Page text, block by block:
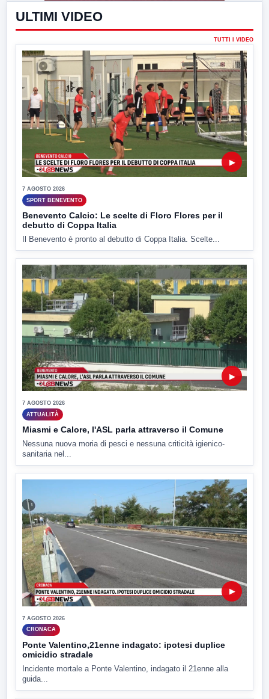
ULTIMI VIDEO
TUTTI I VIDEO
▶
7 AGOSTO 2026
SPORT BENEVENTO
Benevento Calcio: Le scelte di Floro Flores per il
debutto di Coppa Italia
Il Benevento è pronto al debutto di Coppa Italia. Scelte...
▶
7 AGOSTO 2026
ATTUALITÀ
Miasmi e Calore, l'ASL parla attraverso il Comune
Nessuna nuova moria di pesci e nessuna criticità igienico-
sanitaria nel...
▶
7 AGOSTO 2026
CRONACA
Ponte Valentino,21enne indagato: ipotesi duplice
omicidio stradale
Incidente mortale a Ponte Valentino, indagato il 21enne alla
guida...